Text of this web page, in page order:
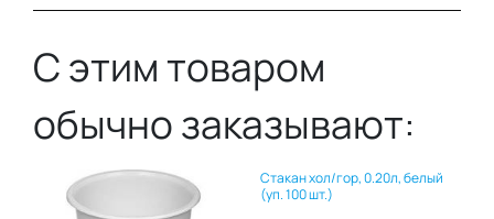
С этим товаром
обычно заказывают:
Стакан хол/гор, 0.20л, белый
(уп. 100 шт.)